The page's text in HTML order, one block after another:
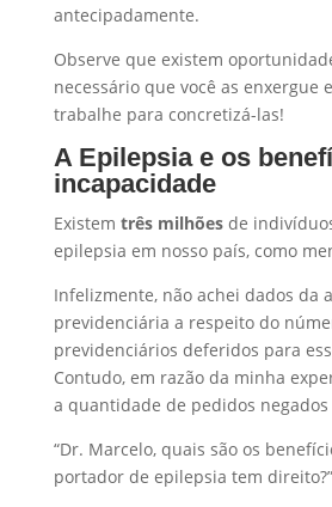
antecipadamente.
Observe que existem
necessário que você as enxergue
trabalhe para concretizá-las!
A Epilepsia e os
incapacidade
Existem três milhõesde
epilepsia em nosso país, como
Infelizmente, não achei dados da
previdenciária a respeito do
previdenciários deferidos para
Contudo, em razão da minha
a quantidade de pedidos
“Dr. Marcelo, quais são os
portador de epilepsia tem direito?”